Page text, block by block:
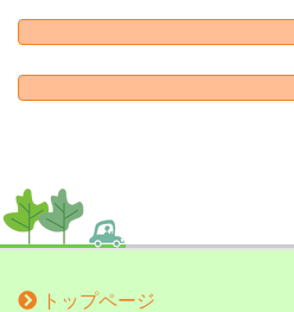
トップページ